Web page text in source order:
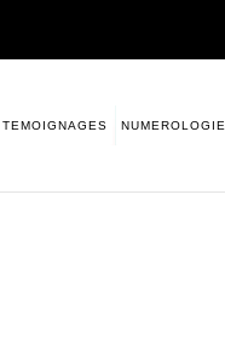
TEMOIGNAGES NUMEROLOGIE